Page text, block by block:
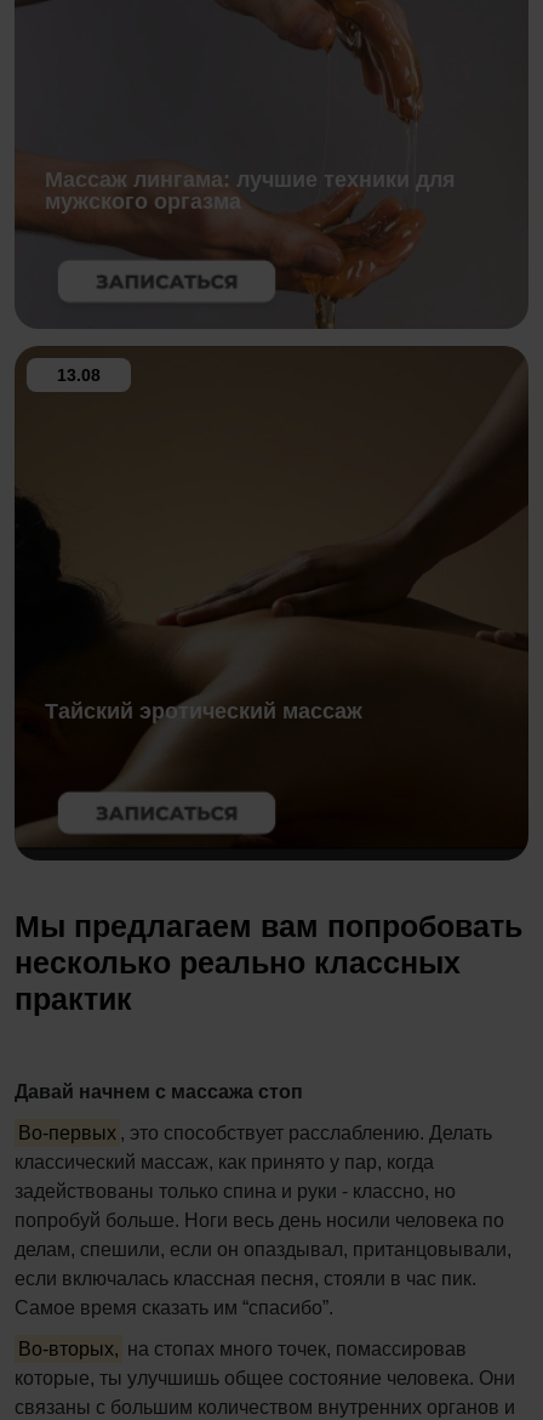
Массаж лингама: лучшие техники для
мужского оргазма
Тайский эротический массаж
13.08
Мы предлагаем вам попробовать
несколько реально классных
практик
Давай начнем с массажа стоп
Во-первых , это способствует расслаблению. Делать
классический массаж, как принято у пар, когда
задействованы только спина и руки - классно, но
попробуй больше. Ноги весь день носили человека по
делам, спешили, если он опаздывал, пританцовывали,
если включалась классная песня, стояли в час пик.
Самое время сказать им “спасибо”.
Во-вторых, на стопах много точек, помассировав
которые, ты улучшишь общее состояние человека. Они
связаны с большим количеством внутренних органов и